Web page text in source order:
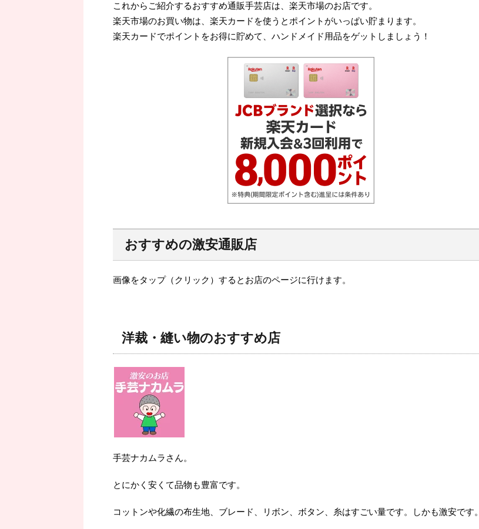
これからご紹介するおすすめ通販手芸店は、楽天市場のお店です。
楽天市場のお買い物は、楽天カードを使うとポイントがいっぱい貯まります。
楽天カードでポイントをお得に貯めて、ハンドメイド用品をゲットしましょう！
おすすめの激安通販店
画像をタップ（クリック）するとお店のページに行けます。
洋裁・縫い物のおすすめ店
手芸ナカムラさん。
とにかく安くて品物も豊富です。
コットンや化繊の布生地、ブレード、リボン、ボタン、糸はすごい量です。しかも激安です。